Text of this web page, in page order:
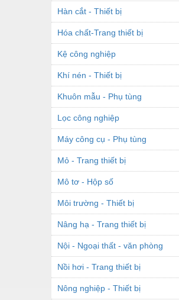
Hàn cắt - Thiết bị
Hóa chất-Trang thiết bị
Kệ công nghiệp
Khí nén - Thiết bị
Khuôn mẫu - Phụ tùng
Lọc công nghiệp
Máy công cụ - Phụ tùng
Mỏ - Trang thiết bị
Mô tơ - Hộp số
Môi trường - Thiết bị
Nâng hạ - Trang thiết bị
Nội - Ngoại thất - văn phòng
Nồi hơi - Trang thiết bị
Nông nghiệp - Thiết bị